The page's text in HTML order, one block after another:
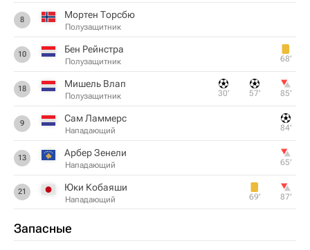
8 Мортен Торсбю
Полузащитник
10 Бен Рейнстра
Полузащитник 68‎’‎
18 Мишель Влап
Полузащитник 30‎’‎ 57‎’‎ 85‎’‎
9 Сам Ламмерс
Нападающий 84‎’‎
13 Арбер Зенели
Нападающий 65‎’‎
21 Юки Кобаяши
Нападающий 69‎’‎ 87‎’‎
Запасные